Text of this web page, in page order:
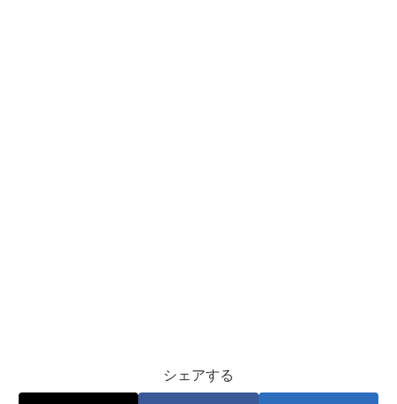
シェアする